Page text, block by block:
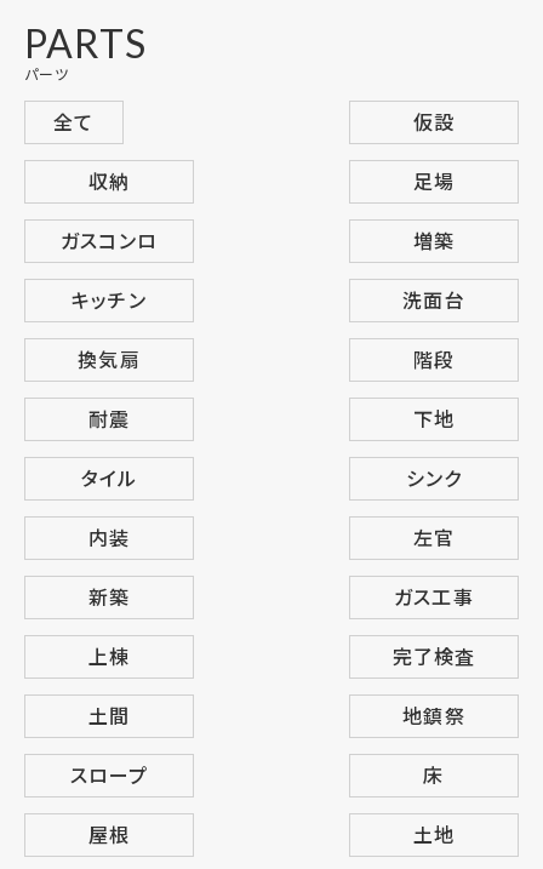
PARTS
パーツ
全て 仮設
収納 足場
ガスコンロ 増築
キッチン 洗面台
換気扇 階段
耐震 下地
タイル シンク
内装 左官
新築 ガス工事
上棟 完了検査
土間 地鎮祭
スロープ 床
屋根 土地